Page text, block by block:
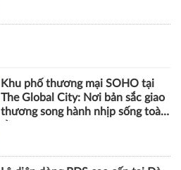
Khu phố thương mại SOHO tại
The Global City: Nơi bản sắc giao
thương song hành nhịp sống toàn